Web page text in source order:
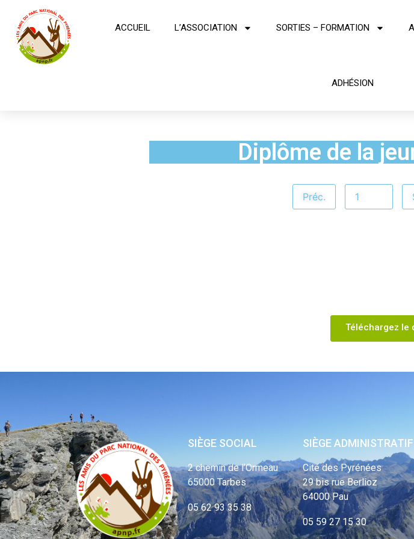
ACCUEIL L’ASSOCIATION SORTIES – FORMATION
ADHÉSION
Diplôme de la
Préc.
Téléchargez le
SIÈGE SOCIAL
2 chemin de l’Ormeau
65000 Tarbes
05 62 93 35 38
SIÈGE ADMINISTRATIF
Cité des Pyrénées
29 bis rue Berlioz
64000 Pau
05 59 27 15 30